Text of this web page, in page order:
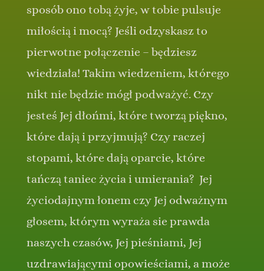
sposób ono tobą żyje, w tobie pulsuje
miłością i mocą? Jeśli odzyskasz to
pierwotne połączenie – będziesz
wiedziała! Takim wiedzeniem, którego
nikt nie będzie mógł podważyć. Czy
jesteś Jej dłońmi, które tworzą piękno,
które dają i przyjmują? Czy raczej
stopami, które dają oparcie, które
tańczą taniec życia i umierania? Jej
życiodajnym łonem czy Jej odważnym
głosem, którym wyraża sie prawda
naszych czasów, Jej pieśniami, Jej
uzdrawiającymi opowieściami, a może